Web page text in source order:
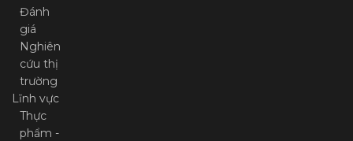
Đánh
giá
Nghiên
cứu thị
trường
Lĩnh vực
Thực
phẩm -